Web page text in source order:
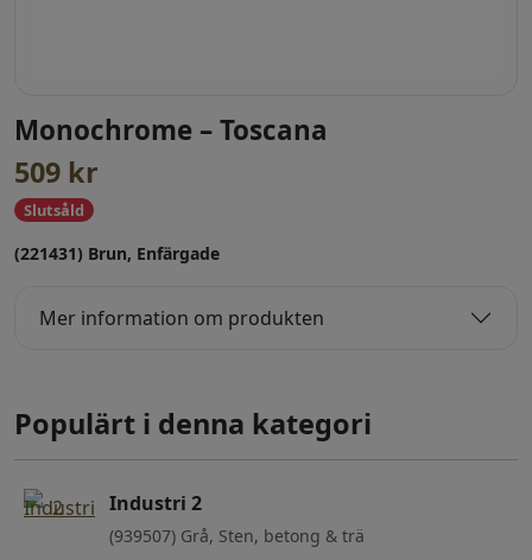
Monochrome – Toscana
509 kr
Slutsåld
(221431) Brun, Enfärgade
Mer information om produkten
Populärt i denna kategori
Industri 2
(939507) Grå, Sten, betong & trä